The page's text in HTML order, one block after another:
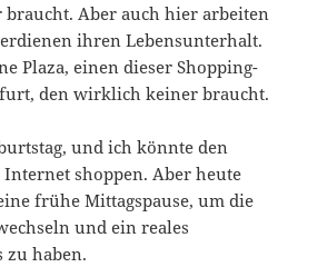
Aber auch hier arbeiten
ihren Lebensunterhalt.
Plaza, einen dieser Shopping-
den wirklich keiner braucht.
und ich könnte den
Internet shoppen. Aber heute
frühe Mittagspause, um die
und ein reales
zu haben.